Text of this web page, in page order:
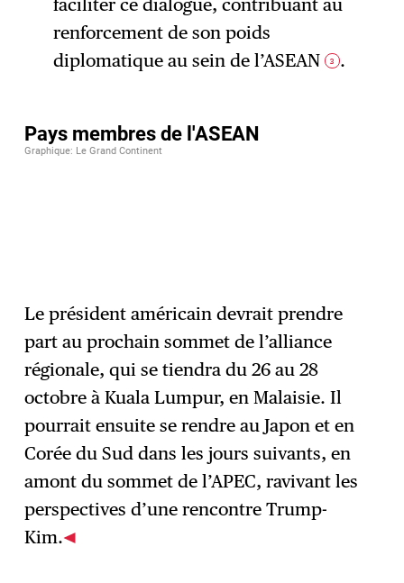
renforcement de son poids
diplomatique au sein de l’ASEAN
3 .
Le président américain devrait prendre
part au prochain sommet de l’alliance
régionale, qui se tiendra du 26 au 28
octobre à Kuala Lumpur, en Malaisie. Il
pourrait ensuite se rendre au Japon et en
Corée du Sud dans les jours suivants, en
amont du sommet de l’APEC, ravivant les
perspectives d’une rencontre Trump-
Kim.